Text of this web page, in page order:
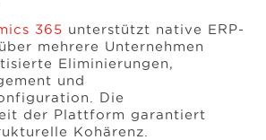
365 unterstützt native ERP-
mehrere Unternehmen
Eliminierungen,
und
Die
der Plattform garantiert
Kohärenz.